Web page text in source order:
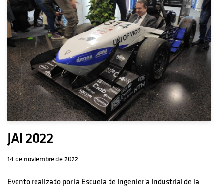
JAI 2022
14 de noviembre de 2022
Evento realizado por la Escuela de Ingeniería Industrial de la